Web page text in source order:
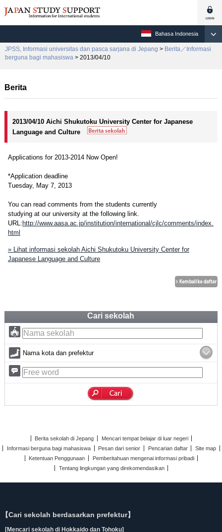
Bahasa Indonesia
JPSS, Informasi universitas dan pasca sarjana di Jepang > Berita／Informasi
berguna bagi mahasiswa > 2013/04/10
Berita
2013/04/10 Aichi Shukutoku University Center for Japanese
Language and Culture
Applications for 2013-2014 Now Open!
*Application deadline
Tuesday, May 7, 2013
You can read comments from the students currently
studying at our university at the following link.
URL: http://www.aasa.ac.jp/institution/international/cjlc/comments/index.
html
» Lihat informasi sekolah Aichi Shukutoku University Center for
Japanese Language and Culture
Cari sekolah
Nama kota dan prefektur
Berita sekolah di Jepang
Mencari tempat belajar di luar negeri
Informasi berguna bagi mahasiswa
Pesan dari senior Pencarian daftar
Site map
Ketentuan Penggunaan
Pemberitahuan mengenai informasi pribadi
Tentang lingkungan yang direkomendasikan
【Cari sekolah berdasarkan prefektur】
[Mencari sekolah di Hokkaido dan Tohoku]